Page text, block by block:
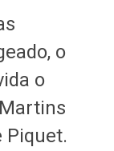
o
o
Piquet.